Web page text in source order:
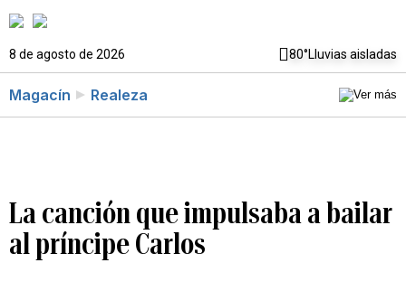
8 de agosto de 2026 80°Lluvias aisladas
Magacín Realeza
La canción que impulsaba a bailar
al príncipe Carlos